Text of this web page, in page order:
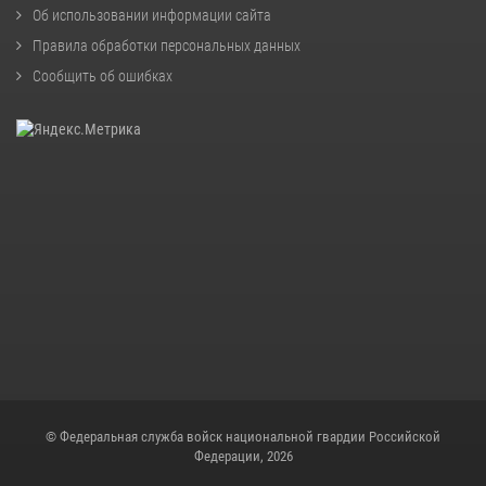
Об использовании информации сайта
Правила обработки персональных данных
Сообщить об ошибках
© Федеральная служба войск национальной гвардии Российской
Федерации, 2026